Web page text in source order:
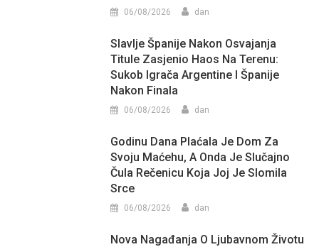
06/08/2026 dan
Slavlje Španije Nakon Osvajanja
Titule Zasjenio Haos Na Terenu:
Sukob Igrača Argentine I Španije
Nakon Finala
06/08/2026 dan
Godinu Dana Plaćala Je Dom Za
Svoju Maćehu, A Onda Je Slučajno
Čula Rečenicu Koja Joj Je Slomila
Srce
06/08/2026 dan
Nova Nagađanja O Ljubavnom Životu